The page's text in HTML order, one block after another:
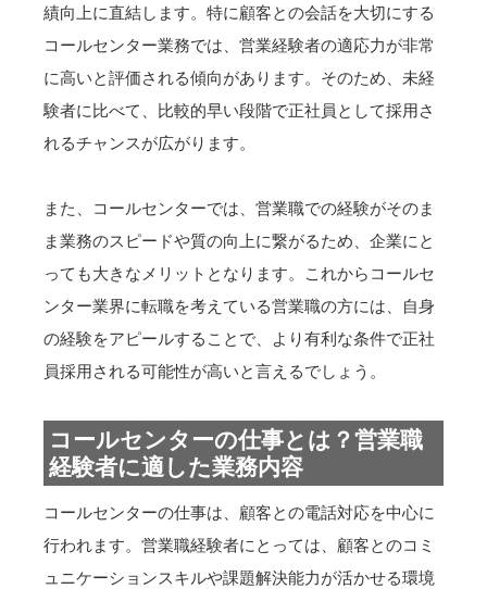
績向上に直結します。特に顧客との会話を大切にする
コールセンター業務では、営業経験者の適応力が非常
に高いと評価される傾向があります。そのため、未経
験者に比べて、比較的早い段階で正社員として採用さ
れるチャンスが広がります。
また、コールセンターでは、営業職での経験がそのま
ま業務のスピードや質の向上に繋がるため、企業にと
っても大きなメリットとなります。これからコールセ
ンター業界に転職を考えている営業職の方には、自身
の経験をアピールすることで、より有利な条件で正社
員採用される可能性が高いと言えるでしょう。
コールセンターの仕事とは？営業職
経験者に適した業務内容
コールセンターの仕事は、顧客との電話対応を中心に
行われます。営業職経験者にとっては、顧客とのコミ
ュニケーションスキルや課題解決能力が活かせる環境